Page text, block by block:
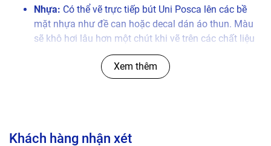
Nhựa: Có thể vẽ trực tiếp bút Uni Posca lên các bề
mặt nhựa như đề can hoặc decal dán áo thun. Màu
sẽ khô hơi lâu hơn một chút khi vẽ trên các chất liệu
này nên cần chú ý không bôi qua màu trước khi nó
Bút Uni Posca đã được test thử và đảm
Gỗ: Để màu lên tốt trên chất liệu này, nên vẽ outline
Xem thêm
Khách hàng nhận xét